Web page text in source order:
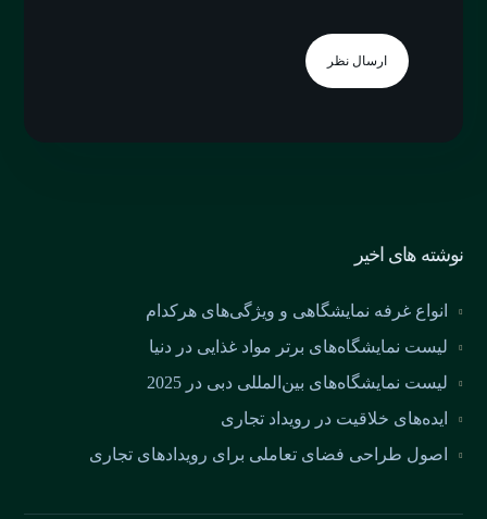
ارسال نظر
نوشته های اخیر
انواع غرفه نمایشگاهی و ویژگی‌های هرکدام
لیست نمایشگاه‌های برتر مواد غذایی در دنیا
لیست نمایشگاه‌های بین‌المللی دبی در 2025
ایده‌های خلاقیت در رویداد تجاری
اصول طراحی فضای تعاملی برای رویدادهای تجاری